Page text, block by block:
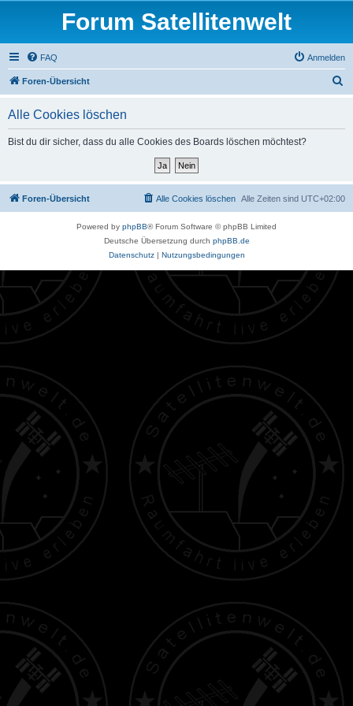
Forum Satellitenwelt
FAQ Anmelden
Foren-Übersicht
Alle Cookies löschen
Bist du dir sicher, dass du alle Cookies des Boards löschen möchtest?
Foren-Übersicht Alle Zeiten sind UTC+02:00
Alle Cookies löschen
Powered by phpBB® Forum Software © phpBB Limited
Deutsche Übersetzung durch phpBB.de
Datenschutz| Nutzungsbedingungen